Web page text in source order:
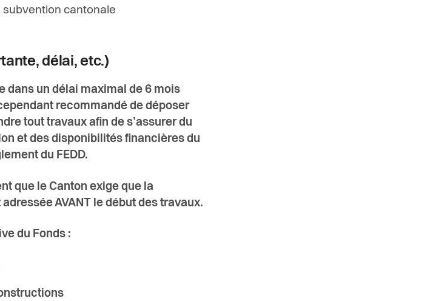
subvention cantonale
délai, etc.)
dans un délai maximal de 6 mois
recommandé de déposer
tout travaux afin de s’assurer du
et des disponibilités financières du
du FEDD.
que le Canton exige que la
AVANT le début des travaux.
du Fonds :